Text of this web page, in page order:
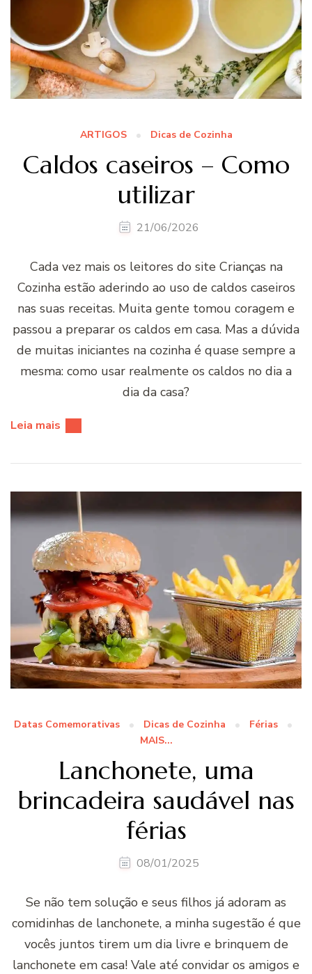
ARTIGOS Dicas de Cozinha
Caldos caseiros – Como
utilizar
21/06/2026
Cada vez mais os leitores do site Crianças na
Cozinha estão aderindo ao uso de caldos caseiros
nas suas receitas. Muita gente tomou coragem e
passou a preparar os caldos em casa. Mas a dúvida
de muitas iniciantes na cozinha é quase sempre a
mesma: como usar realmente os caldos no dia a
dia da casa?
Leia mais
Datas Comemorativas Dicas de Cozinha
Férias
MAIS...
Lanchonete, uma
brincadeira saudável nas
férias
08/01/2025
Se não tem solução e seus filhos já adoram as
comidinhas de lanchonete, a minha sugestão é que
vocês juntos tirem um dia livre e brinquem de
lanchonete em casa! Vale até convidar os amigos e